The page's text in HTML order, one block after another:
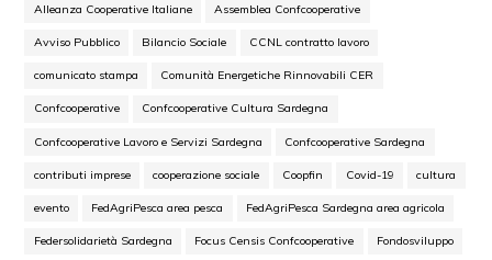
Alleanza Cooperative Italiane Assemblea Confcooperative
Avviso Pubblico Bilancio Sociale CCNL contratto lavoro
comunicato stampa Comunità Energetiche Rinnovabili CER
Confcooperative Confcooperative Cultura Sardegna
Confcooperative Lavoro e Servizi Sardegna Confcooperative Sardegna
contributi imprese cooperazione sociale Coopfin Covid-19 cultura
evento FedAgriPesca area pesca FedAgriPesca Sardegna area agricola
Federsolidarietà Sardegna Focus Censis Confcooperative Fondosviluppo